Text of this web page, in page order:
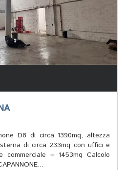
D8 di circa 1390mq, altezza
di circa 233mq con uffici e
commerciale = 1453mq Calcolo